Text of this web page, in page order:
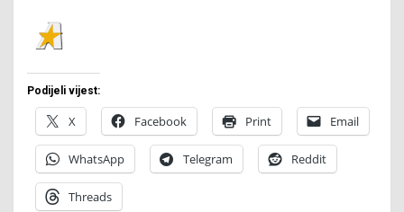
Podijeli vijest:
X Facebook Print Email
WhatsApp Telegram Reddit
Threads